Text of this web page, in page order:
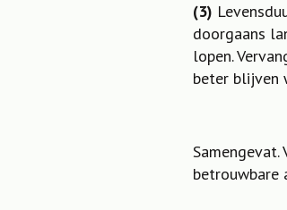
(3)
doorgaans
lopen.
beter blijven
betrouwbare